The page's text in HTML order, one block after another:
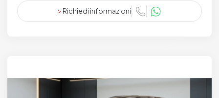
> Richiedi informazioni